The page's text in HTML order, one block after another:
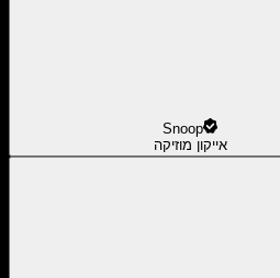
Snoop
אייקון מוזיקה